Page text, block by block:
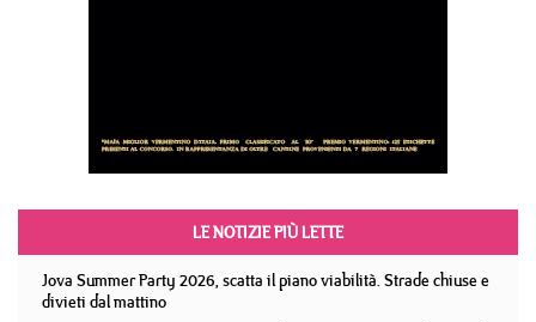
LE NOTIZIE PIÙ LETTE
Jova Summer Party 2026, scatta il piano viabilità. Strade chiuse e
divieti dal mattino